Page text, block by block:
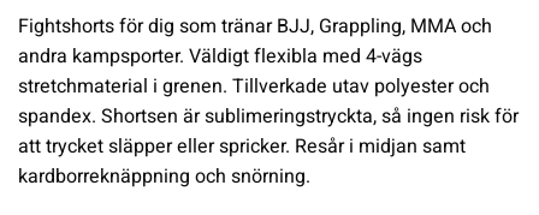
Fightshorts för dig som tränar BJJ, Grappling, MMA och
andra kampsporter. Väldigt flexibla med 4-vägs
stretchmaterial i grenen. Tillverkade utav polyester och
spandex. Shortsen är sublimeringstryckta, så ingen risk för
att trycket släpper eller spricker. Resår i midjan samt
kardborreknäppning och snörning.